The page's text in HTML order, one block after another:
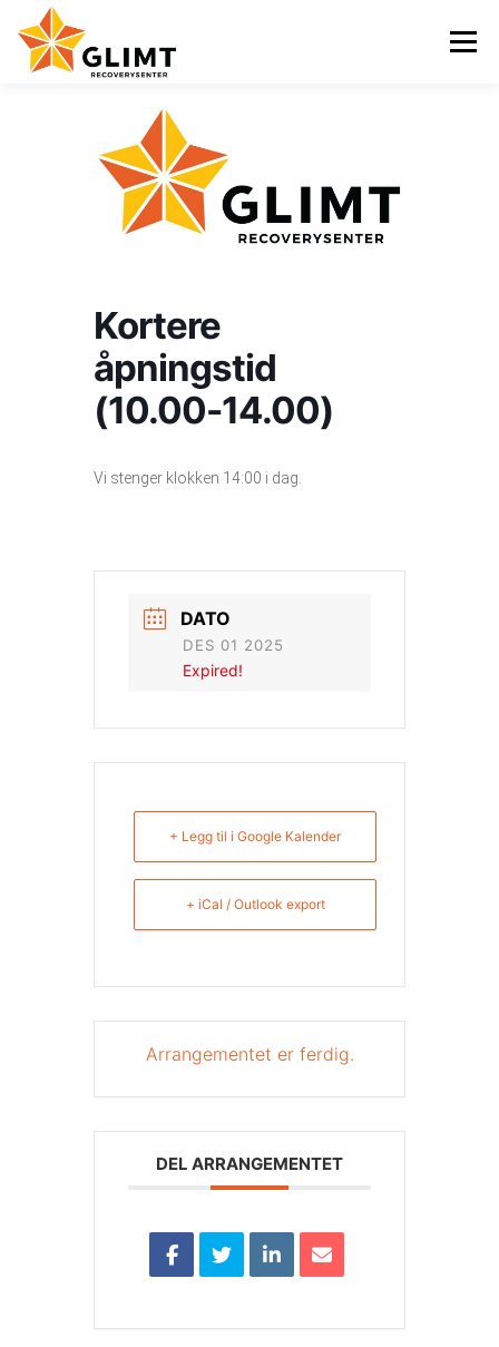
innhold
Meny
NYHETER
ENGLISH
Kortere
åpningstid
(10.00-14.00)
Vi stenger klokken 14:00 i dag.
DATO
DES 01 2025
Expired!
+ Legg til i Google Kalender
+ iCal / Outlook export
Arrangementet er ferdig.
DEL ARRANGEMENTET